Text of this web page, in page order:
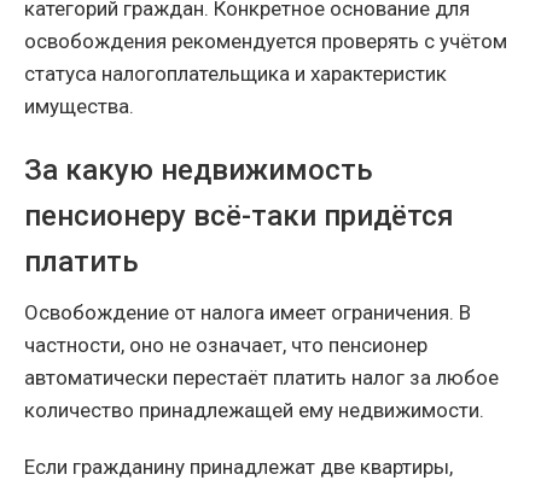
категорий граждан. Конкретное основание для
освобождения рекомендуется проверять с учётом
статуса налогоплательщика и характеристик
имущества.
За какую недвижимость
пенсионеру всё-таки придётся
платить
Освобождение от налога имеет ограничения. В
частности, оно не означает, что пенсионер
автоматически перестаёт платить налог за любое
количество принадлежащей ему недвижимости.
Если гражданину принадлежат две квартиры,